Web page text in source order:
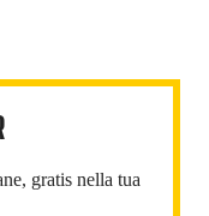
gratis nella tua